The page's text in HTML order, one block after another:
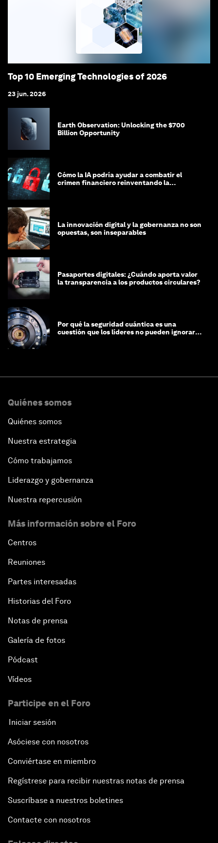
Top 10 Emerging Technologies of 2026
23 jun. 2026
Earth Observation: Unlocking the $700
Billion Opportunity
Cómo la IA podría ayudar a combatir el
crimen financiero reinventando la
La innovación digital y la gobernanza no son
opuestas, son inseparables
Pasaportes digitales: ¿Cuándo aporta valor
la transparencia a los productos circulares?
Por qué la seguridad cuántica es una
cuestión que los líderes no pueden ignorar
Quiénes somos
Quiénes somos
Nuestra estrategia
Cómo trabajamos
Liderazgo y gobernanza
Nuestra repercusión
Más información sobre el Foro
Centros
Reuniones
Partes interesadas
Historias del Foro
Notas de prensa
Galería de fotos
Pódcast
Vídeos
Participe en el Foro
Iniciar sesión
Asóciese con nosotros
Conviértase en miembro
Regístrese para recibir nuestras notas de prensa
Suscríbase a nuestros boletines
Contacte con nosotros